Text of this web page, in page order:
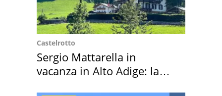
Castelrotto
Sergio Mattarella in
vacanza in Alto Adige: la